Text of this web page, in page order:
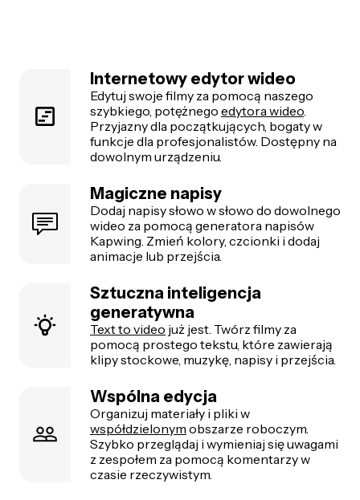
Internetowy edytor wideo
Edytuj swoje filmy za pomocą naszego
szybkiego, potężnego edytora wideo
Przyjazny dla początkujących, bogaty w
funkcje dla profesjonalistów. Dostępny na
dowolnym urządzeniu.
Magiczne napisy
Dodaj napisy słowo w słowo do dowolnego
wideo za pomocą generatora napisów
Kapwing. Zmień kolory, czcionki i dodaj
animacje lub przejścia.
Sztuczna inteligencja
generatywna
Text to video już jest. Twórz filmy za
pomocą prostego tekstu, które zawierają
klipy stockowe, muzykę, napisy i przejścia.
Wspólna edycja
Organizuj materiały i pliki w
współdzielonym obszarze roboczym.
Szybko przeglądaj i wymieniaj się uwagami
z zespołem za pomocą komentarzy w
czasie rzeczywistym.